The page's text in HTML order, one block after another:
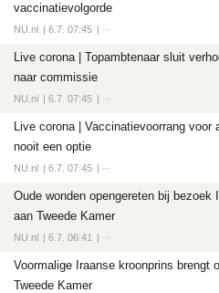
vaccinatievolgorde
NU.nl 6.7. 07:45 ··
Live corona | Topambtenaar sluit
naar commissie
NU.nl 6.7. 07:45 ··
Live corona | Vaccinatievoorrang voor
nooit een optie
NU.nl 6.7. 07:45 ··
Oude wonden opengereten bij bezoek
aan Tweede Kamer
NU.nl 6.7. 06:41 ··
Voormalige Iraanse kroonprins brengt
Tweede Kamer